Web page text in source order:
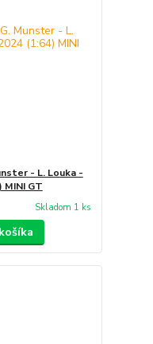
- L. Louka -
MINI GT
Skladom 1 ks